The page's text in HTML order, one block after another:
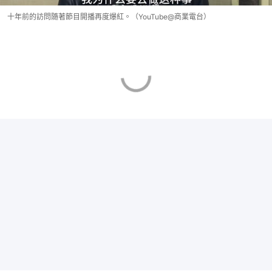
十年前的訪問隨著節目開播再度爆紅。（YouTube@商業電台）